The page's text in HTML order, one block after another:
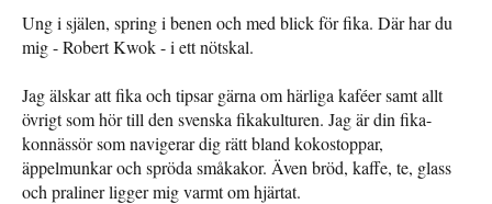
Ung i själen, spring i benen och med blick för fika. Där har du
mig - Robert Kwok - i ett nötskal.
Jag älskar att fika och tipsar gärna om härliga kaféer samt allt
övrigt som hör till den svenska fikakulturen. Jag är din fika-
konnässör som navigerar dig rätt bland kokostoppar,
äppelmunkar och spröda småkakor. Även bröd, kaffe, te, glass
och praliner ligger mig varmt om hjärtat.